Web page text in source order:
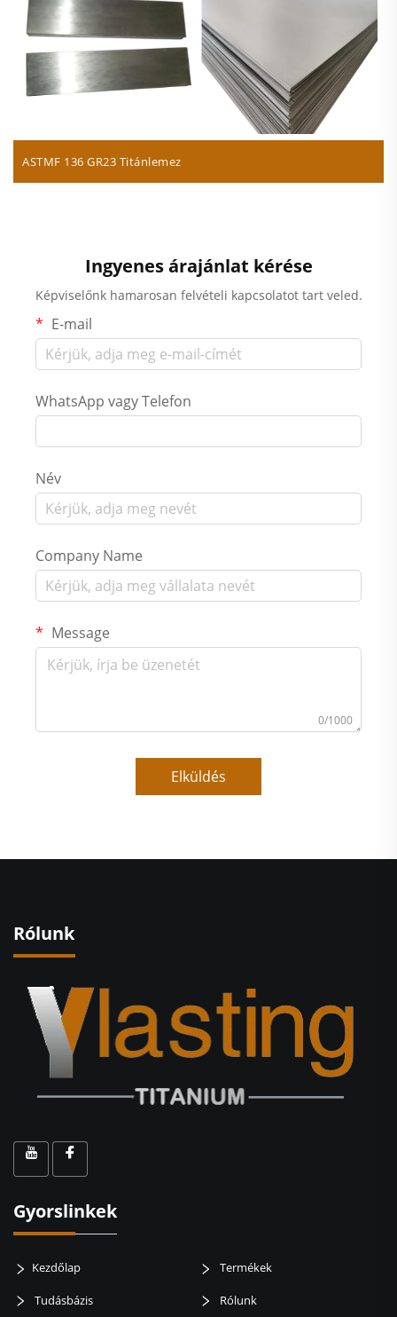
ASTMF 136 GR23 Titánlemez
Ingyenes árajánlat kérése
Képviselőnk hamarosan felvételi kapcsolatot tart veled.
E-mail
WhatsApp vagy Telefon
Név
Company Name
Message
0/1000
Elküldés
Rólunk
Gyorslinkek
Kezdőlap Termékek
Tudásbázis Rólunk